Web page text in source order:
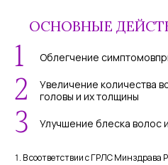
ОСНОВНЫЕ
1 Облегчение симптомов
2 Увеличение количества
головы и их толщины
3 Улучшение блеска волос
В соответствии с ГРЛС Минздрава